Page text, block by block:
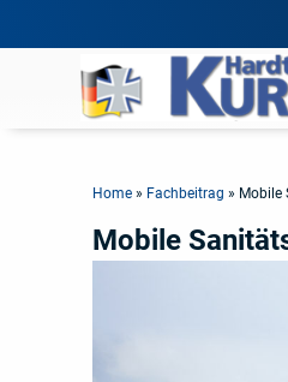
Home » Fachbeitrag » Mobile
Mobile